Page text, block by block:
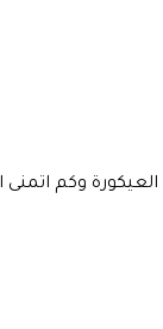
وكم اتمنى